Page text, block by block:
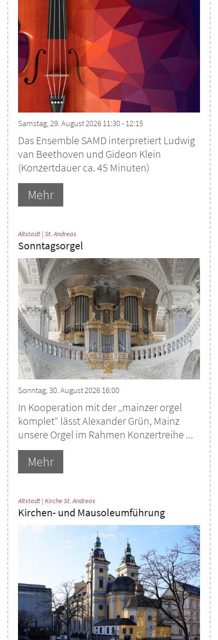
Samstag, 29. August 2026 11:30 - 12:15
Das Ensemble SAMD interpretiert Ludwig
van Beethoven und Gideon Klein
(Konzertdauer ca. 45 Minuten)
Mehr
Altstadt | St. Andreas
Sonntagsorgel
Sonntag, 30. August 2026 16:00
In Kooperation mit der „mainzer orgel
komplet“ lässt Alexander Grün, Mainz
unsere Orgel im Rahmen Konzertreihe ...
Mehr
Altstadt | Kirche St. Andreas
Kirchen- und Mausoleumführung